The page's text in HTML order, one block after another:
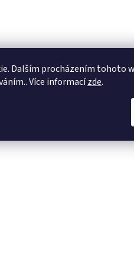
Dalším procházením tohoto
Více informacízde.